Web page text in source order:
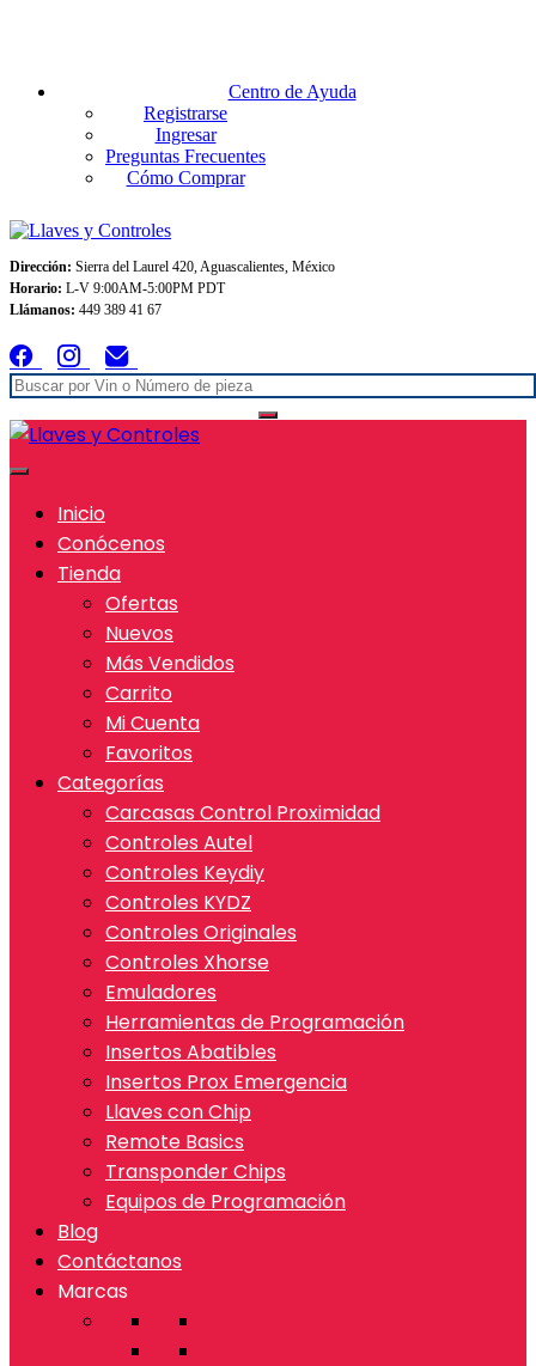
Centro de Ayuda
Registrarse
Ingresar
Preguntas Frecuentes
Cómo Comprar
Dirección: Sierra del Laurel 420, Aguascalientes, México
Horario: L-V 9:00AM-5:00PM PDT
Llámanos: 449 389 41 67
Inicio
Conócenos
Tienda
Ofertas
Nuevos
Más Vendidos
Carrito
Mi Cuenta
Favoritos
Categorías
Carcasas Control Proximidad
Controles Autel
Controles Keydiy
Controles KYDZ
Controles Originales
Controles Xhorse
Emuladores
Herramientas de Programación
Insertos Abatibles
Insertos Prox Emergencia
Llaves con Chip
Remote Basics
Transponder Chips
Equipos de Programación
Blog
Contáctanos
Marcas